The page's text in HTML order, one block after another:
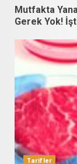
Mutfakta
Gerek Yok!
Tarifler